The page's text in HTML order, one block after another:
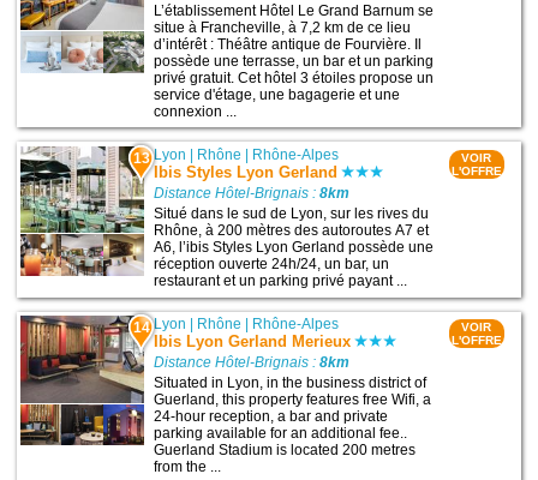
L’établissement Hôtel Le Grand Barnum se
situe à Francheville, à 7,2 km de ce lieu
d’intérêt : Théâtre antique de Fourvière. Il
possède une terrasse, un bar et un parking
privé gratuit. Cet hôtel 3 étoiles propose un
service d'étage, une bagagerie et une
connexion ...
13 Lyon Rhône Rhône-Alpes
Ibis Styles Lyon Gerland
Distance Hôtel-Brignais :8km
Situé dans le sud de Lyon, sur les rives du
Rhône, à 200 mètres des autoroutes A7 et
A6, l’ibis Styles Lyon Gerland possède une
réception ouverte 24h/24, un bar, un
restaurant et un parking privé payant ...
VOIR
L'OFFRE
14 Lyon Rhône Rhône-Alpes
Ibis Lyon Gerland Merieux
Distance Hôtel-Brignais :8km
Situated in Lyon, in the business district of
Guerland, this property features free Wifi, a
24-hour reception, a bar and private
parking available for an additional fee..
Guerland Stadium is located 200 metres
from the ...
VOIR
L'OFFRE